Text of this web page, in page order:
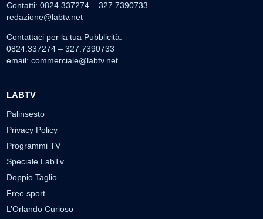
Contatti: 0824.337274 – 327.7390733
redazione@labtv.net
Contattaci per la tua Pubblicità:
0824.337274 – 327.7390733
email: commerciale@labtv.net
LABTV
Palinsesto
Privacy Policy
Programmi TV
Speciale LabTv
Doppio Taglio
Free sport
L’Orlando Curioso